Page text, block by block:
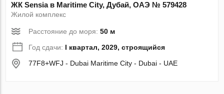
ЖК Sensia в Maritime City, Дубай, ОАЭ № 579428
Жилой комплекс
Расстояние до моря:50 м
Год сдачи: I квартал, 2029, строящийся
77F8+WFJ - Dubai Maritime City - Dubai - UAE